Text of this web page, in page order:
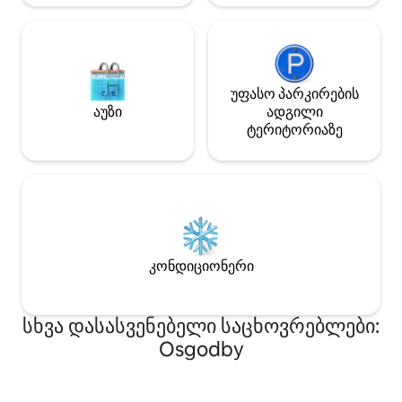
აუზი
უფასო პარკირების
ადგილი
ტერიტორიაზე
კონდიციონერი
სხვა დასასვენებელი საცხოვრებლები:
Osgodby